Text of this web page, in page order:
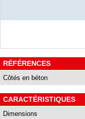
RÉFÉRENCES
Côtés en béton
CARACTÉRISTIQUES
Dimensions